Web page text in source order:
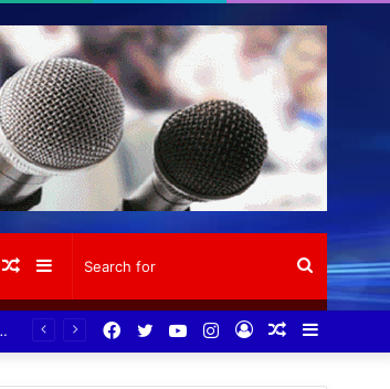
Search
for
Sidebar
Random
Article Sidebar
Random
Log
Instagram
YouTube
Twitter
Facebook